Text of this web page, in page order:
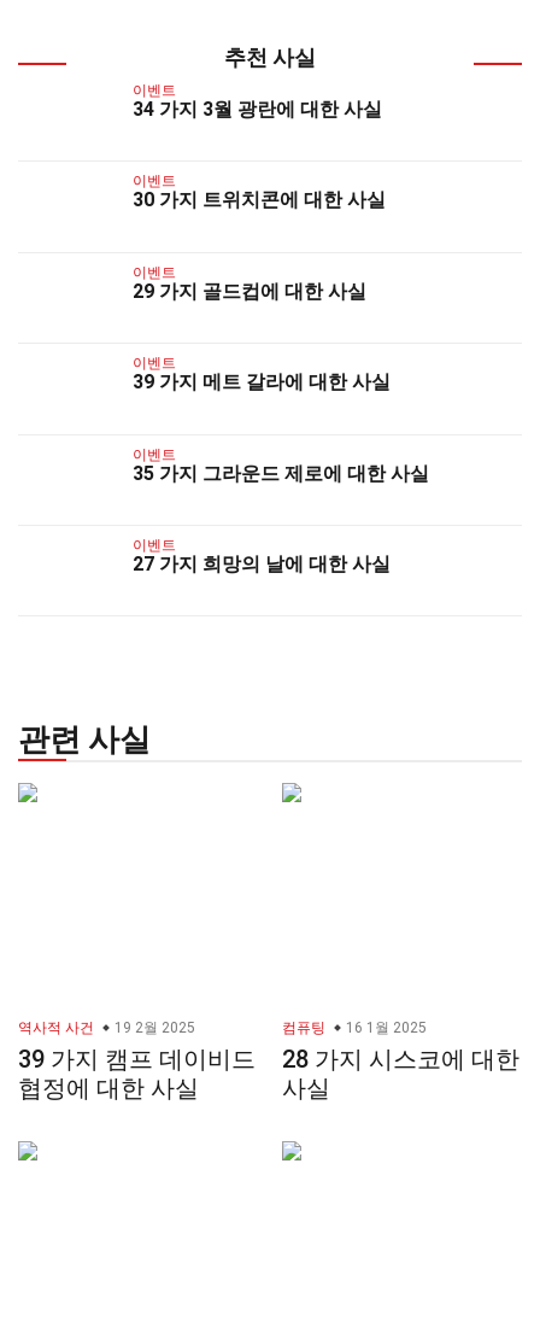
추천 사실
이벤트
34 가지 3월 광란에 대한 사실
이벤트
30 가지 트위치콘에 대한 사실
이벤트
29 가지 골드컵에 대한 사실
이벤트
39 가지 메트 갈라에 대한 사실
이벤트
35 가지 그라운드 제로에 대한 사실
이벤트
27 가지 희망의 날에 대한 사실
관련 사실
역사적 사건 19 2월 2025
39 가지 캠프 데이비드
협정에 대한 사실
컴퓨팅 16 1월 2025
28 가지 시스코에 대한
사실